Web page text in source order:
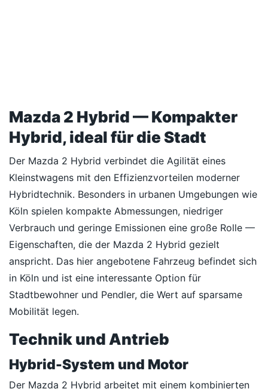
Mazda 2 Hybrid — Kompakter
Hybrid, ideal für die Stadt
Der Mazda 2 Hybrid verbindet die Agilität eines
Kleinstwagens mit den Effizienzvorteilen moderner
Hybridtechnik. Besonders in urbanen Umgebungen wie
Köln spielen kompakte Abmessungen, niedriger
Verbrauch und geringe Emissionen eine große Rolle —
Eigenschaften, die der Mazda 2 Hybrid gezielt
anspricht. Das hier angebotene Fahrzeug befindet sich
in Köln und ist eine interessante Option für
Stadtbewohner und Pendler, die Wert auf sparsame
Mobilität legen.
Technik und Antrieb
Hybrid-System und Motor
Der Mazda 2 Hybrid arbeitet mit einem kombinierten